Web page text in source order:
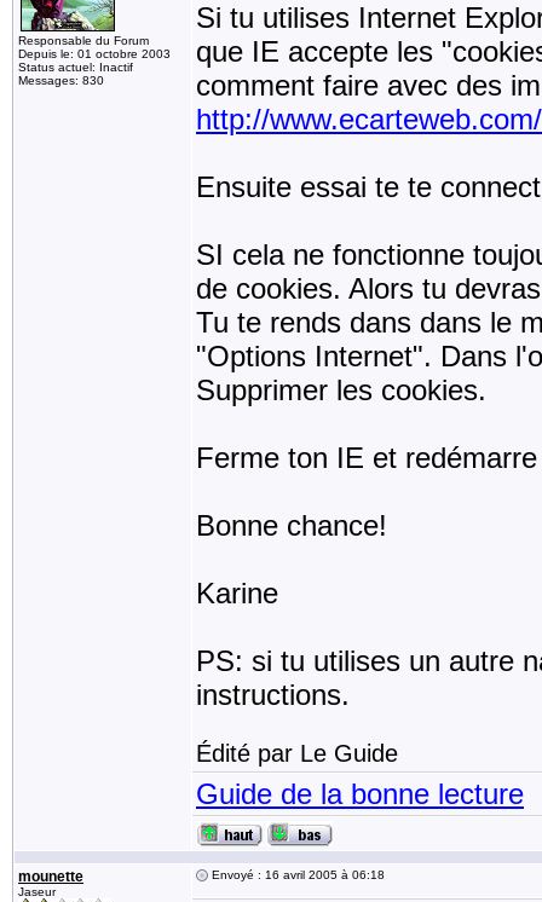
Responsable du Forum
Depuis le: 01 octobre 2003
Status actuel: Inactif
Messages: 830
Si tu utilises Internet
que IE accepte les
comment faire avec des
http://
Ensuite essai te te
SI cela ne fonctionne
de cookies. Alors tu
Tu te rends dans dans le
"Options Internet". Dans
Supprimer les cookies.
Ferme ton IE et
Bonne chance!
Karine
PS: si tu utilises un autre
instructions.
Édité par Le Guide
Guide de la bonne lecture
mounette
Jaseur
Envoyé : 16 avril 2005 à 06:18